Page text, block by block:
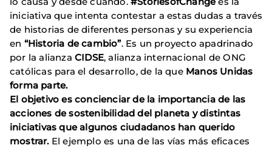
iniciativa que intenta contestar a estas dudas a través
de historias de diferentes personas y su experiencia
en “Historia de cambio”. Es un proyecto apadrinado
por la alianza CIDSE, alianza internacional de ONG
católicas para el desarrollo, de la que Manos Unidas
forma parte.
El objetivo es concienciar de la importancia de las
acciones de sostenibilidad del planeta y distintas
iniciativas que algunos ciudadanos han querido
mostrar. El ejemplo es una de las vías más eficaces